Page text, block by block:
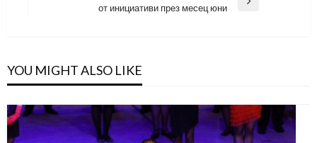
от инициативи през месец юни
YOU MIGHT ALSO LIKE